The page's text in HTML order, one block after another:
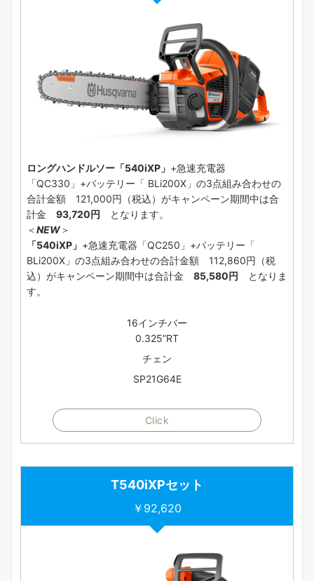
ロングハンドルソー「540iXP」 +急速充電器
「QC330」+バッテリー「 BLi200X」の3点組み合わせの
合計金額 121,000円（税込）がキャンペーン期間中は合
計金 93,720円 となります。
＜NEW＞
「540iXP」 +急速充電器「QC250」+バッテリー「
BLi200X」の3点組み合わせの合計金額 112,860円（税
込）がキャンペーン期間中は合計金 85,580円 となりま
す。
16インチバー
0.325”RT
チェン
SP21G64E
Click
T540iXPセット
￥92,620